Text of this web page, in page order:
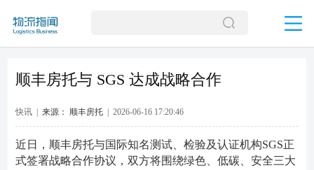
顺丰房托与 SGS 达成战略合作
快讯 | 来源： 顺丰房托| 2026-06-16 17:20:46
近日，顺丰房托与国际知名测试、检验及认证机构SGS正
式签署战略合作协议，双方将围绕绿色、低碳、安全三大